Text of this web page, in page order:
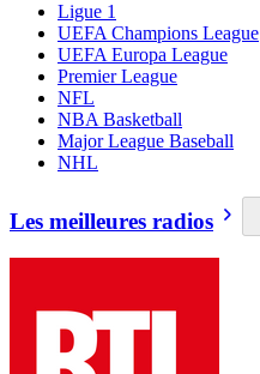
Ligue 1
UEFA Champions League
UEFA Europa League
Premier League
NFL
NBA Basketball
Major League Baseball
NHL
Les meilleures radios